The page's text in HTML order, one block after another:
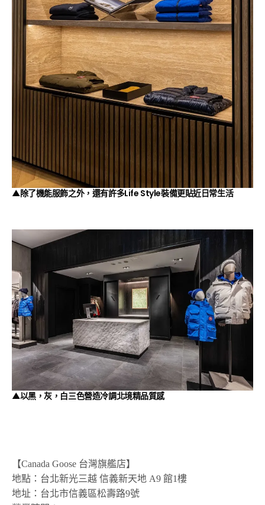
▲除了機能服飾之外，還有許多Life Style裝備更貼近日常生活
▲以黑，灰，白三色營造冷調北境精品質感
【Canada Goose 台灣旗艦店】
地點：台北新光三越 信義新天地 A9 館1樓
地址：台北市信義區松壽路9號